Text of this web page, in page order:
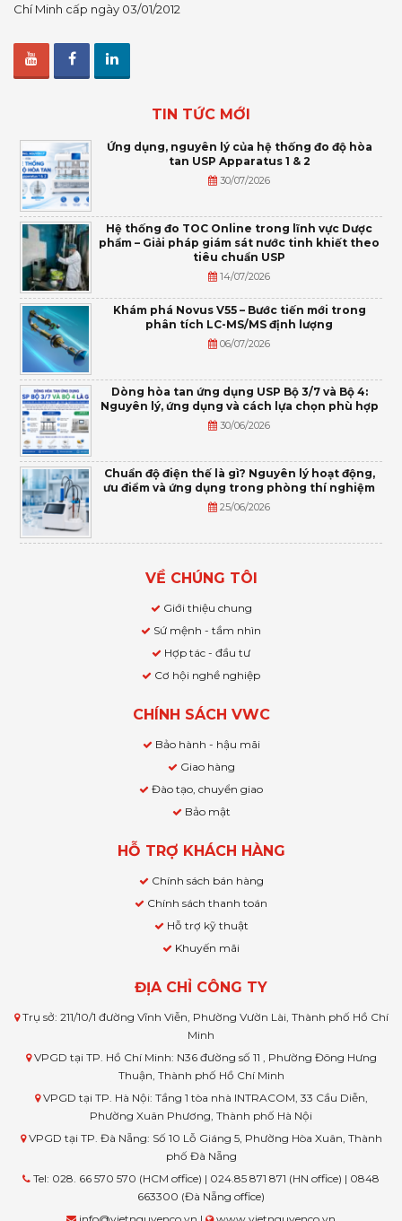
Chí Minh cấp ngày 03/01/2012
TIN TỨC MỚI
Ứng dụng, nguyên lý của hệ thống đo độ hòa
tan USP Apparatus 1 & 2
30/07/2026
Hệ thống đo TOC Online trong lĩnh vực Dược
phẩm – Giải pháp giám sát nước tinh khiết theo
tiêu chuẩn USP
14/07/2026
Khám phá Novus V55 – Bước tiến mới trong
phân tích LC-MS/MS định lượng
06/07/2026
Dòng hòa tan ứng dụng USP Bộ 3/7 và Bộ 4:
Nguyên lý, ứng dụng và cách lựa chọn phù hợp
30/06/2026
Chuẩn độ điện thế là gì? Nguyên lý hoạt động,
ưu điểm và ứng dụng trong phòng thí nghiệm
25/06/2026
VỀ CHÚNG TÔI
Giới thiệu chung
Sứ mệnh - tầm nhìn
Hợp tác - đầu tư
Cơ hội nghề nghiệp
CHÍNH SÁCH VWC
Bảo hành - hậu mãi
Giao hàng
Đào tạo, chuyển giao
Bảo mật
HỖ TRỢ KHÁCH HÀNG
Chính sách bán hàng
Chính sách thanh toán
Hỗ trợ kỹ thuật
Khuyến mãi
ĐỊA CHỈ CÔNG TY
Trụ sở: 211/10/1 đường Vĩnh Viễn, Phường Vườn Lài, Thành phố Hồ Chí
Minh
VPGD tại TP. Hồ Chí Minh: N36 đường số 11 , Phường Đông Hưng
Thuận, Thành phố Hồ Chí Minh
VPGD tại TP. Hà Nội: Tầng 1 tòa nhà INTRACOM, 33 Cầu Diễn,
Phường Xuân Phương, Thành phố Hà Nội
VPGD tại TP. Đà Nẵng: Số 10 Lỗ Giáng 5, Phường Hòa Xuân, Thành
phố Đà Nẵng
Tel: 028. 66 570 570 (HCM office) | 024.85 871 871 (HN office) | 0848
663300 (Đà Nẵng office)